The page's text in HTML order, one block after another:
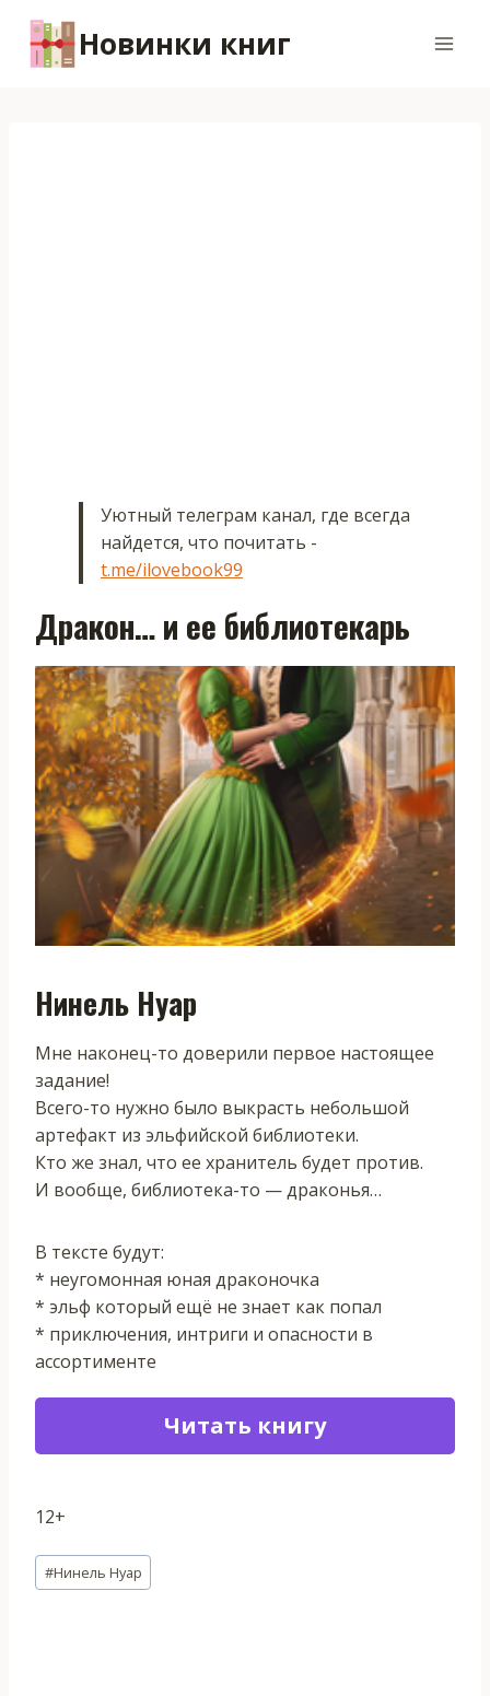
содержимому
Новинки книг
Уютный телеграм канал, где всегда
найдется, что почитать -
t.me/ilovebook99
Дракон… и ее библиотекарь
Нинель Нуар
Мне наконец-то доверили первое настоящее
задание!
Всего-то нужно было выкрасть небольшой
артефакт из эльфийской библиотеки.
Кто же знал, что ее хранитель будет против.
И вообще, библиотека-то — драконья…
В тексте будут:
* неугомонная юная драконочка
* эльф который ещё не знает как попал
* приключения, интриги и опасности в
ассортименте
Читать книгу
12+
Метки
записи:
#Нинель Нуар